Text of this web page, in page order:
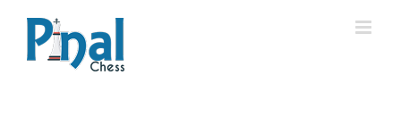
contenido